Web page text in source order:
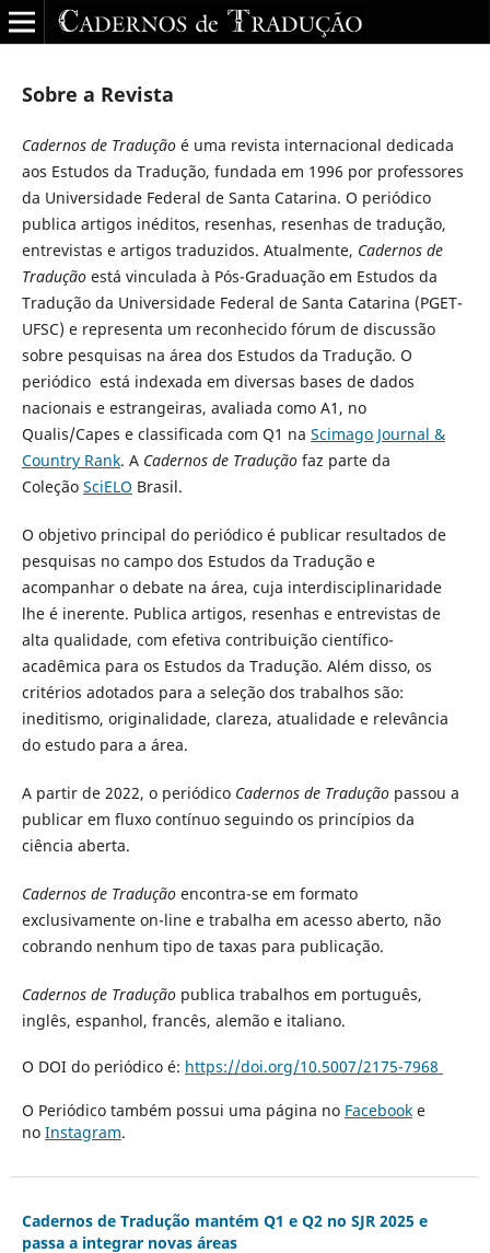
Sobre a Revista
Cadernos de Traduçãoé uma revista internacional dedicada
aos Estudos da Tradução, fundada em 1996 por professores
da Universidade Federal de Santa Catarina. O periódico
publica artigos inéditos, resenhas, resenhas de tradução,
entrevistas e artigos traduzidos. Atualmente, Cadernos de
Traduçãoestá vinculada à Pós-Graduação em Estudos da
Tradução da Universidade Federal de Santa Catarina (PGET-
UFSC) e representa um reconhecido fórum de discussão
sobre pesquisas na área dos Estudos da Tradução. O
periódico está indexada em diversas bases de dados
nacionais e estrangeiras, avaliada como A1, no
Qualis/Capes e classificada com Q1 na Scimago Journal &
Country Rank. A Cadernos de Traduçãofaz parte da
Coleção SciELO Brasil.
O objetivo principal do periódico é publicar resultados de
pesquisas no campo dos Estudos da Tradução e
acompanhar o debate na área, cuja interdisciplinaridade
lhe é inerente. Publica artigos, resenhas e entrevistas de
alta qualidade, com efetiva contribuição científico-
acadêmica para os Estudos da Tradução. Além disso, os
critérios adotados para a seleção dos trabalhos são:
ineditismo, originalidade, clareza, atualidade e relevância
do estudo para a área.
A partir de 2022, o periódico Cadernos de Traduçãopassou a
publicar em fluxo contínuo seguindo os princípios da
ciência aberta.
Cadernos de Traduçãoencontra-se em formato
exclusivamente on-line e trabalha em acesso aberto, não
cobrando nenhum tipo de taxas para publicação.
Cadernos de Traduçãopublica trabalhos em português,
inglês, espanhol, francês, alemão e italiano.
O DOI do periódico é: https://doi.org/10.5007/2175-7968
O Periódico também possui uma página no Facebooke
no Instagram.
Cadernos de Tradução mantém Q1 e Q2 no SJR 2025 e
passa a integrar novas áreas